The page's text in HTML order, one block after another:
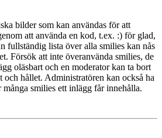
bilder som kan användas för att
att använda en kod, t.ex. :) för glad,
fullständig lista över alla smilies kan nås
Försök att inte överanvända smilies, de
oläsbart och en moderator kan ta bort
och hållet. Administratören kan också ha
många smilies ett inlägg får innehålla.